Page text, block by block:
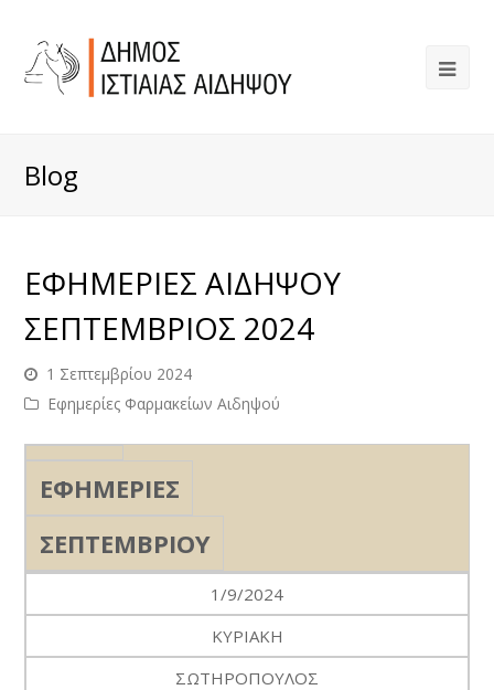
Blog
ΕΦΗΜΕΡΙΕΣ ΑΙΔΗΨΟΥ
ΣΕΠΤΕΜΒΡΙΟΣ 2024
1 Σεπτεμβρίου 2024
Εφημερίες Φαρμακείων Αιδηψού
ΕΦΗΜΕΡΙΕΣ
ΣΕΠΤΕΜΒΡΙΟΥ
1/9/2024
ΚΥΡΙΑΚΗ
ΣΩΤΗΡΟΠΟΥΛΟΣ